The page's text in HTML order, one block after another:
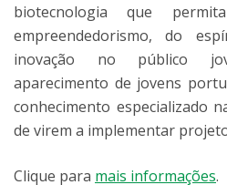
biotecnologia que
empreendedorismo, do
inovação no público
aparecimento de jovens
conhecimento especializado
de virem a implementar
Clique para mais informações.